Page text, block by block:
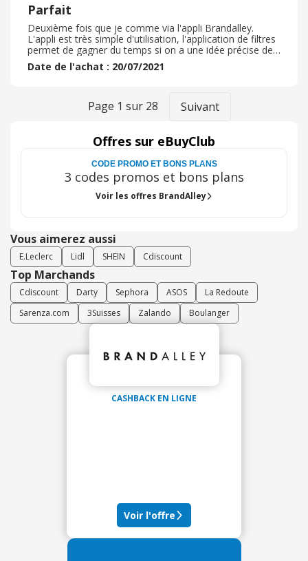
Parfait
Deuxième fois que je comme via l'appli Brandalley.
L'appli est très simple d'utilisation, l'application de filtres
permet de gagner du temps si on a une idée précise de
ce que l'on recherche. Cette fois ci j'ai commandé des
tee-shirts pour mon grand garçon afin de préparer la
sur le type de livraison. Rapidement la commande a été
expédié via mondial relay et toutes les informations sur
Date de l'achat : 20/07/2021
Page 1 sur 28 Suivant
Offres sur eBuyClub
CODE PROMO ET BONS PLANS
3 codes promos et bons plans
Voir les offres BrandAlley
Vous aimerez aussi
E.Leclerc Lidl SHEIN Cdiscount
Top Marchands
Cdiscount Darty Sephora ASOS
La Redoute
Sarenza.com
3Suisses Zalando Boulanger
CASHBACK EN LIGNE
Voir l'offre